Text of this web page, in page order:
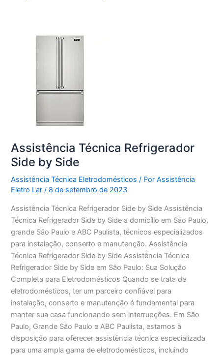
Assistência Técnica Refrigerador
Side by Side
Assistência Técnica Eletrodomésticos / PorAssistência
Eletro Lar/ 8 de setembro de 2023
Assistência Técnica Refrigerador Side by Side Assistência
Técnica Refrigerador Side by Side a domicílio em São Paulo,
grande São Paulo e ABC Paulista, técnicos especializados
para instalação, conserto e manutenção. Assistência
Técnica Refrigerador Side by Side Assistência Técnica
Refrigerador Side by Side em São Paulo: Sua Solução
Completa para Eletrodomésticos Quando se trata de
eletrodomésticos, ter um parceiro confiável para
instalação, conserto e manutenção é fundamental para
manter sua casa funcionando sem interrupções. Em São
Paulo, Grande São Paulo e ABC Paulista, estamos à
disposição para oferecer assistência técnica especializada
para uma ampla gama de eletrodomésticos, incluindo